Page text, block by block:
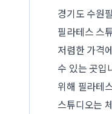
경기도 수원
필라테스 스
저렴한 가격
수 있는 곳입
위해 필라테
스튜디오는